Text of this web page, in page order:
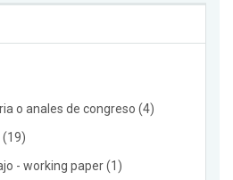
o anales de congreso (4)
- working paper (1)